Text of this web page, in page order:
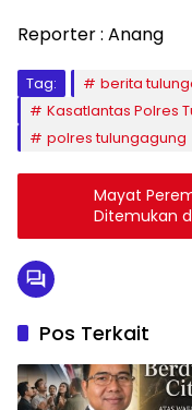
Reporter : Anang
Tag:
berita
Kasatlantas Polres
polres tulungagung
Mayat
Ditemukan
Pos Terkait